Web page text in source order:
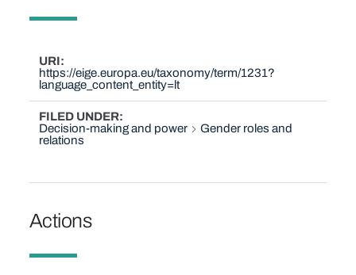
URI
https://eige.europa.eu/taxonomy/term/1231?
language_content_entity=lt
FILED UNDER
Decision-making and power
Gender roles and
relations
Actions